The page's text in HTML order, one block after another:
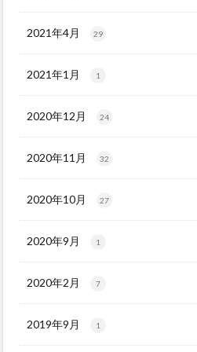
2021年4月 29
2021年1月 1
2020年12月 24
2020年11月 32
2020年10月 27
2020年9月 1
2020年2月 7
2019年9月 1